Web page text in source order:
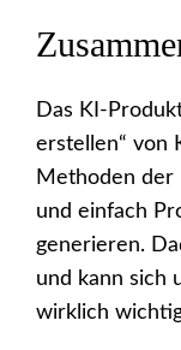
Das KI-
erstellen“ von
Methoden der
und einfach
generieren.
und kann sich
wirklich